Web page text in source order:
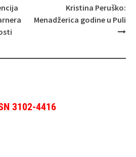
Kristina Peruško:
Menadžerica godine u Puli
3102-4416